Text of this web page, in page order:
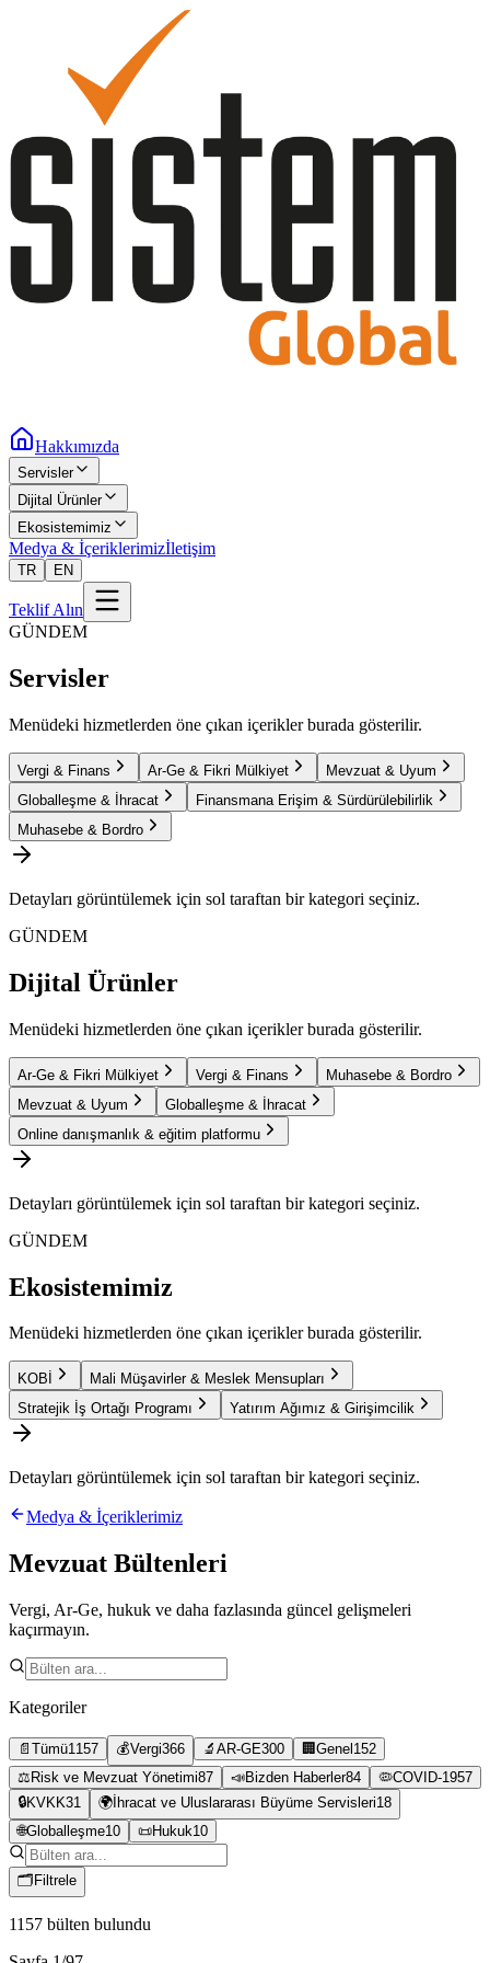
Hakkımızda
Servisler
Dijital Ürünler
Ekosistemimiz
Medya & İçeriklerimizİletişim
TR EN
Teklif Alın
GÜNDEM
Servisler
Menüdeki hizmetlerden öne çıkan içerikler burada gösterilir.
Vergi & Finans Ar-Ge & Fikri Mülkiyet
Mevzuat & Uyum
Globalleşme & İhracat
Finansmana Erişim & Sürdürülebilirlik
Muhasebe & Bordro
Detayları görüntülemek için sol taraftan bir kategori seçiniz.
GÜNDEM
Dijital Ürünler
Menüdeki hizmetlerden öne çıkan içerikler burada gösterilir.
Ar-Ge & Fikri Mülkiyet Vergi & Finans
Muhasebe & Bordro
Mevzuat & Uyum
Globalleşme & İhracat
Online danışmanlık & eğitim platformu
Detayları görüntülemek için sol taraftan bir kategori seçiniz.
GÜNDEM
Ekosistemimiz
Menüdeki hizmetlerden öne çıkan içerikler burada gösterilir.
KOBİ
Mali Müşavirler & Meslek Mensupları
Stratejik İş Ortağı Programı
Yatırım Ağımız & Girişimcilik
Detayları görüntülemek için sol taraftan bir kategori seçiniz.
Medya & İçeriklerimiz
Mevzuat Bültenleri
Vergi, Ar-Ge, hukuk ve daha fazlasında güncel gelişmeleri
kaçırmayın.
Kategoriler
📄 Tümü1157 💰Vergi366 🔬 AR-GE300 🏢 Genel 152
⚖️ Risk ve Mevzuat Yönetimi87 📣Bizden Haberler84 🦠COVID-1957
🔒KVKK31 🌍 İhracat ve Uluslararası Büyüme Servisleri18
🌐Globalleşme10 📜Hukuk10
🗂 Filtrele
1157 bülten bulundu